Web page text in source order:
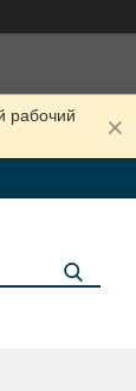
рабочий